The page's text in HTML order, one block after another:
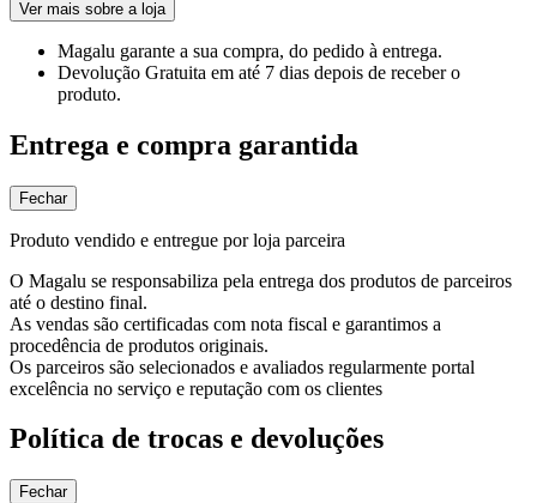
Ver mais sobre a loja
Magalu garante a sua compra, do pedido à entrega.
Devolução Gratuita em até 7 dias depois de receber o
produto.
Entrega e compra garantida
Fechar
Produto vendido e entregue por loja parceira
O Magalu se responsabiliza pela entrega dos produtos de parceiros
até o destino final.
As vendas são certificadas com nota fiscal e garantimos a
procedência de produtos originais.
Os parceiros são selecionados e avaliados regularmente portal
excelência no serviço e reputação com os clientes
Política de trocas e devoluções
Fechar